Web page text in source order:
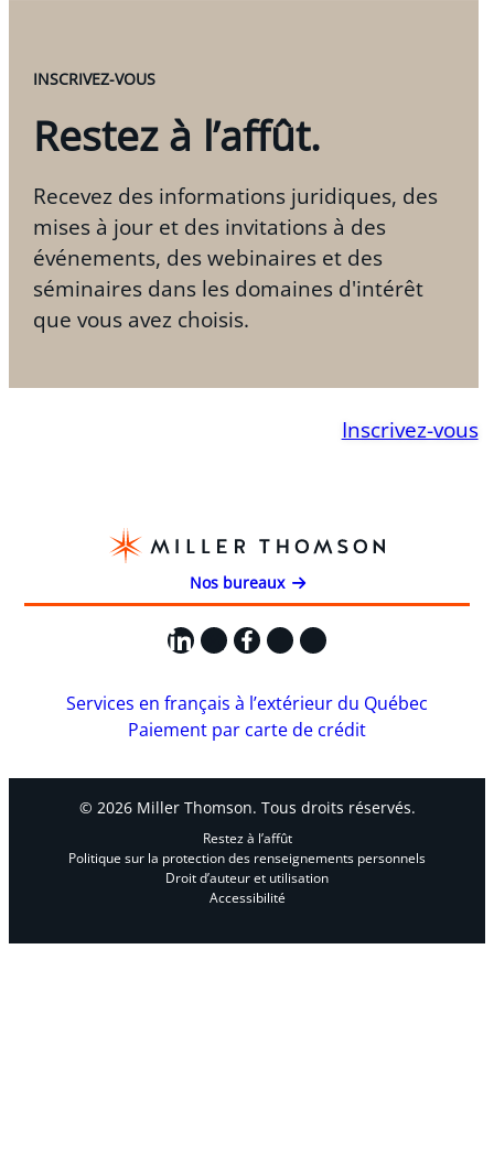
INSCRIVEZ-VOUS
Restez à l’affût.
Recevez des informations juridiques, des
mises à jour et des invitations à des
événements, des webinaires et des
séminaires dans les domaines d'intérêt
que vous avez choisis.
Inscrivez-vous
Nos bureaux
LinkedIn
X Facebook
Instagram
YouTube
Services en français à l’extérieur du Québec
Paiement par carte de crédit
© 2026 Miller Thomson. Tous droits réservés.
Restez à l’affût
Politique sur la protection des renseignements personnels
Droit d’auteur et utilisation
Accessibilité